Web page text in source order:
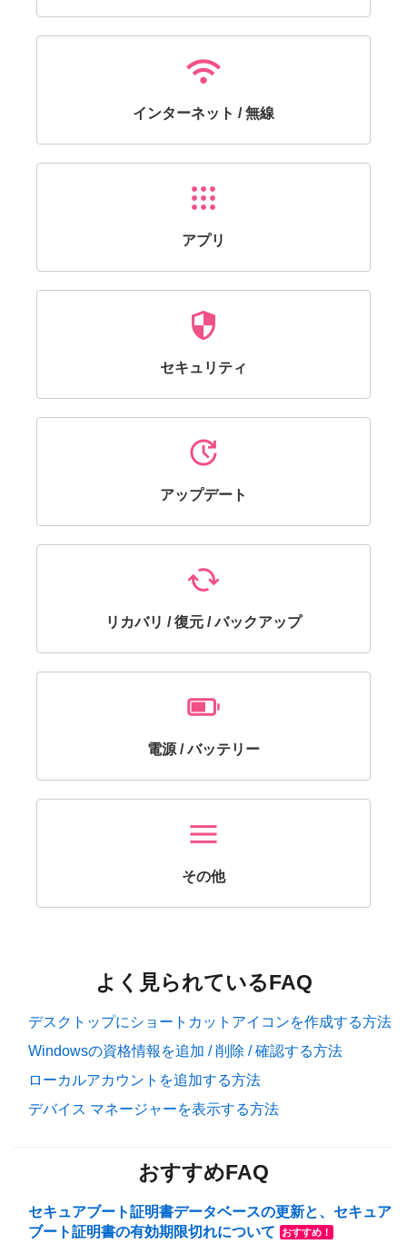
wifi
インターネット / 無線
apps
アプリ
security
セキュリティ
update
アップデート
cached
リカバリ / 復元 / バックアップ
battery_android_frame_5
電源 / バッテリー
menu
その他
よく見られているFAQ
デスクトップにショートカットアイコンを作成する方法
Windowsの資格情報を追加 / 削除 / 確認する方法
ローカルアカウントを追加する方法
デバイス マネージャーを表示する方法
おすすめFAQ
セキュアブート証明書データベースの更新と、セキュア
ブート証明書の有効期限切れについて
おすすめ！